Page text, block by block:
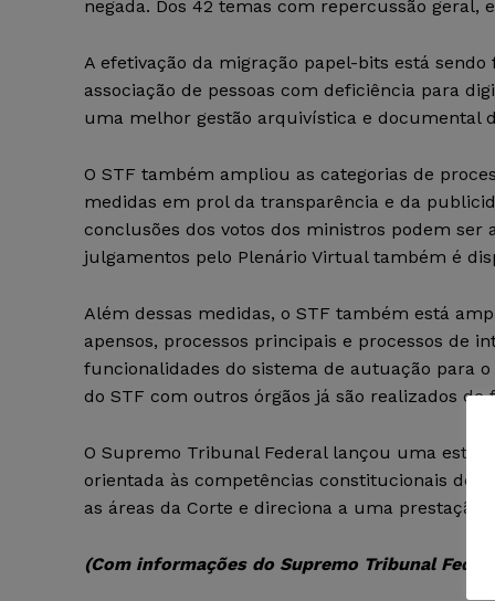
negada. Dos 42 temas com repercussão
A efetivação da migração papel-bits está
associação de pessoas com deficiência para
uma melhor gestão arquivística e documental
O STF também ampliou as categorias de
medidas em prol da transparência e da
conclusões dos votos dos ministros podem
julgamentos pelo Plenário Virtual também é
Além dessas medidas, o STF também está
apensos, processos principais e processos de
funcionalidades do sistema de autuação para
do STF com outros órgãos já são realizados
O Supremo Tribunal Federal lançou uma
orientada às competências constitucionais do
as áreas da Corte e direciona a uma prestação
(Com informações do Supremo Tribunal